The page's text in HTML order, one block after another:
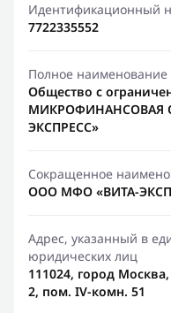
Идентификационный
7722335552
Полное наименование
Общество с
МИКРОФИНАНСОВАЯ
ЭКСПРЕСС»
Сокращенное
ООО МФО «ВИТА-
Адрес, указанный в
юридических лиц
111024, город
2, пом. IV-комн. 51